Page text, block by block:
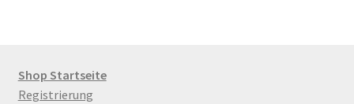
Shop Startseite
Registrierung